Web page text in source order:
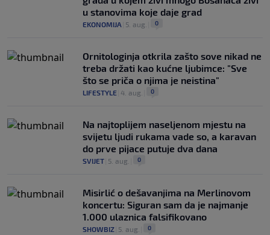
u stanovima koje daje grad
EKONOMIJA 5. aug. 0
Ornitologinja otkrila zašto sove nikad ne
treba držati kao kućne ljubimce: "Sve
što se priča o njima je neistina"
LIFESTYLE 4. aug. 0
Na najtoplijem naseljenom mjestu na
svijetu ljudi rukama vade so, a karavan
do prve pijace putuje dva dana
SVIJET 5. aug. 0
Misirlić o dešavanjima na Merlinovom
koncertu: Siguran sam da je najmanje
1.000 ulaznica falsifikovano
SHOWBIZ 5. aug. 0